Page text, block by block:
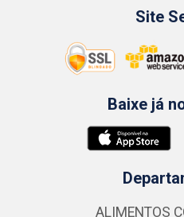
Site
Baixe já
ALIMENTOS